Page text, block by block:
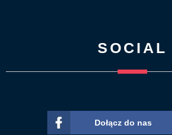
SOCIAL
Dołącz do nas